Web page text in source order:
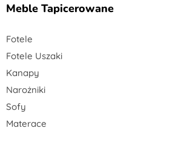
Meble Tapicerowane
Fotele
Fotele Uszaki
Kanapy
Narożniki
Sofy
Materace